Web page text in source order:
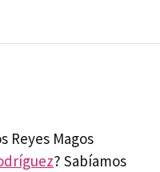
Reyes Magos
? Sabíamos